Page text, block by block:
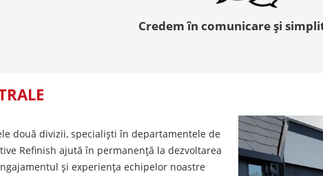
Credem în comunicare și
două divizii, specialiști în departamentele de
Refinish ajută în permanență la dezvoltarea
și experiența echipelor noastre